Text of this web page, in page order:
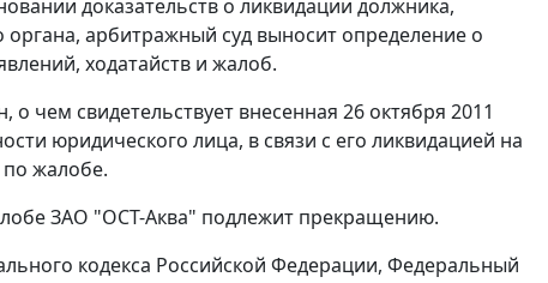
доказательств о ликвидации должника,
арбитражный суд выносит определение о
ходатайств и жалоб.
чем свидетельствует внесенная 26 октября 2011
юридического лица, в связи с его ликвидацией на
жалобе.
ЗАО "ОСТ-Аква" подлежит прекращению.
кодекса Российской Федерации, Федеральный